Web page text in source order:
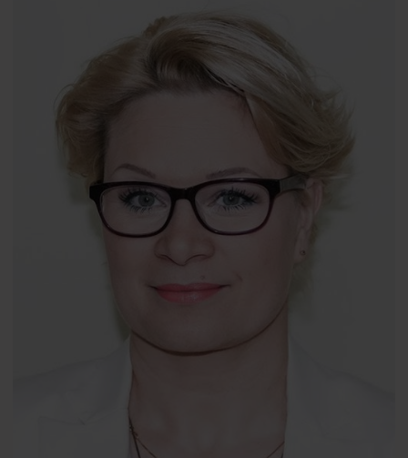
Małgorzata Gamian-Wilk